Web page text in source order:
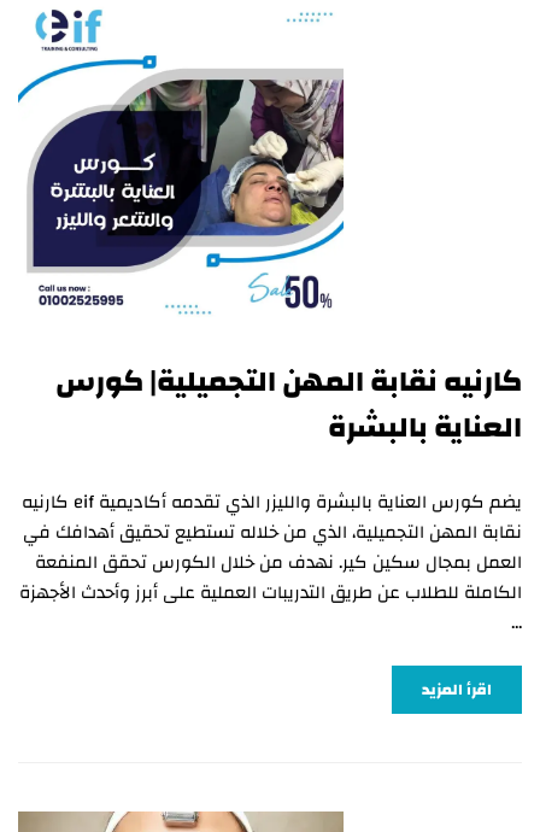
كارنيه نقابة المهن التجميلية| كورس
العناية بالبشرة
يضم كورس العناية بالبشرة والليزر الذي تقدمه أكاديمية eif كارنيه
نقابة المهن التجميلية، الذي من خلاله تستطيع تحقيق أهدافك في
العمل بمجال سكين كير. نهدف من خلال الكورس تحقق المنفعة
الكاملة للطلاب عن طريق التدريبات العملية على أبرز وأحدث الأجهزة
…
اقرأ المزيد